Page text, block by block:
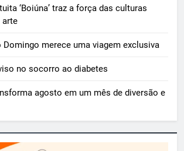
‘Boiúna’ traz a força das culturas
arte
Domingo merece uma viagem exclusiva
no socorro ao diabetes
agosto em um mês de diversão e